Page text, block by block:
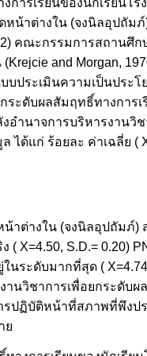
หน้าต่างใน (จงนิลอุปถัม
คณะกรรมการสถานศึ
and Morgan,
ประเมินความเป็นประโ
ะดับผลสัมฤทธิ์ทางการเ
ำนาจการบริหารงานวิช
ด้แก่ ร้อยละ ค่าเฉลี่ย (
ต่างใน (จงนิลอุปถัมภ์)
X=4.50, S.D.= 0.20)
ระดับมากที่สุด (
านวิชาการเพื่อยกระดับ
รปฏิบัติหน้าที่สภาพที่พึงป
ย